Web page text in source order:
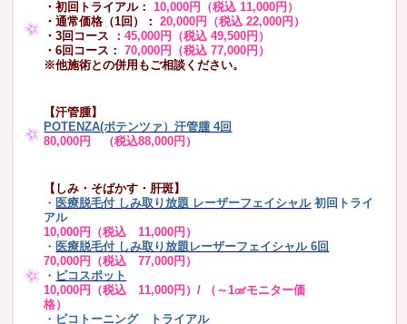
・初回トライアル：10,000円（税込 11,000円）
・通常価格（1回）：
20,000円（税込 22,000円）
・3回コース ：45,000円（税込 49,500円）
・6回コース：
70,000円（税込 77,000円）
※他施術との併用もご相談ください。
【汗管腫】
POTENZA(ポテンツァ）汗管腫 4回
80,000円 （税込88,000円）
【しみ・そばかす・肝斑】
・ 医療脱毛付 しみ取り放題 レーザーフェイシャル 初回トライ
アル
10,000円（税込 11,000円）
・ 医療脱毛付 しみ取り放題レーザーフェイシャル 6回
70,000円（税込 77,000円）
・ ピコスポット
10,000円（税込 11,000円）/ （～1㎠モニター価
格）
・ ピコトーニング トライアル